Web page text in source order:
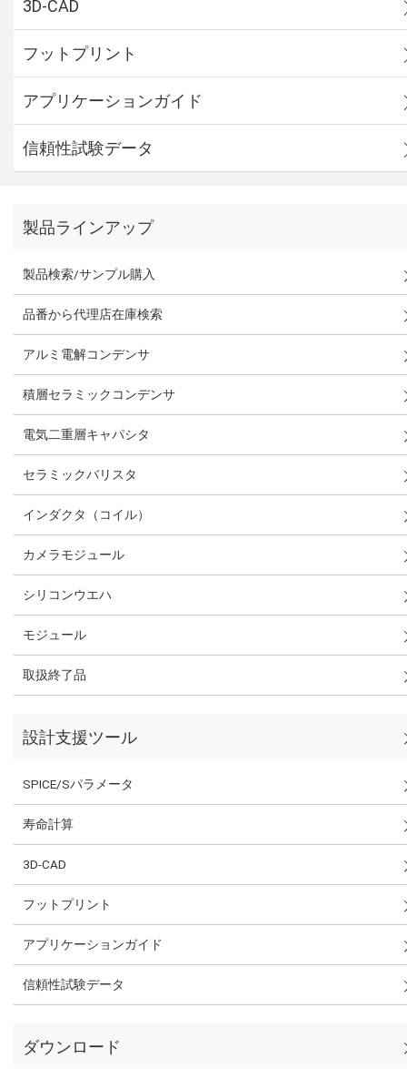
3D-CAD
フットプリント
アプリケーションガイド
信頼性試験データ
製品ラインアップ
製品検索/サンプル購入
品番から代理店在庫検索
アルミ電解コンデンサ
積層セラミックコンデンサ
電気二重層キャパシタ
セラミックバリスタ
インダクタ（コイル）
カメラモジュール
シリコンウエハ
モジュール
取扱終了品
設計支援ツール
SPICE/Sパラメータ
寿命計算
3D-CAD
フットプリント
アプリケーションガイド
信頼性試験データ
ダウンロード